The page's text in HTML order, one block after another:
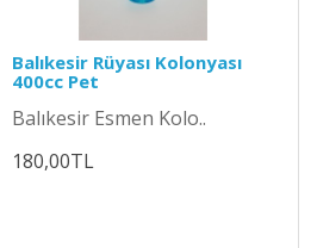
Balıkesir Rüyası Kolonyası
400cc Pet
Balıkesir Esmen Kolo..
180,00TL